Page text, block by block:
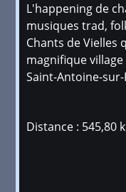
L'happening de
musiques trad,
Chants de Vielles
magnifique
Saint-Antoine-
Distance : 545,80